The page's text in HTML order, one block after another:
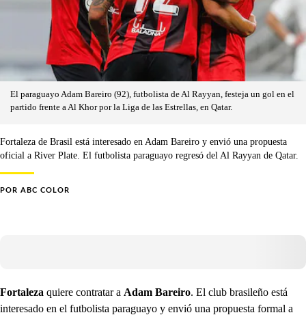
El paraguayo Adam Bareiro (92), futbolista de Al Rayyan, festeja un gol en el
partido frente a Al Khor por la Liga de las Estrellas, en Qatar.
Fortaleza de Brasil está interesado en Adam Bareiro y envió una propuesta
oficial a River Plate. El futbolista paraguayo regresó del Al Rayyan de Qatar.
POR ABC COLOR
Fortaleza quiere contratar a Adam Bareiro. El club brasileño está
interesado en el futbolista paraguayo y envió una propuesta formal a